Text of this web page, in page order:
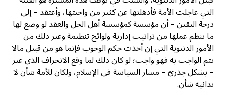
التي عاجلت الأمة فأذهلتها عن كثير من واجبتها، وأعتقد – إلى
درجة اليقين – أن مؤسسة كمؤسسة أهل الحل والعقد لو وضع لها
ما ينظم عملها من تراتيب إدارية ولوائح تنظيمة وغير ذلك من
الأمور الدنيوية التي إن أخذت حكم الوجوب فإنما هو من قبيل مالا
يتم الواجب به فهو واجب؛ لو كان ذلك لما وقع الانحراف الذي غير
– بشكل جذريّ – مسار السياسة في الإسلام، ولكان للأمة شأن لا
يدانيه شأن.